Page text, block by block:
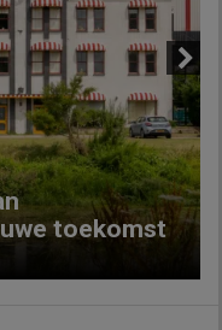
toekomst
Next